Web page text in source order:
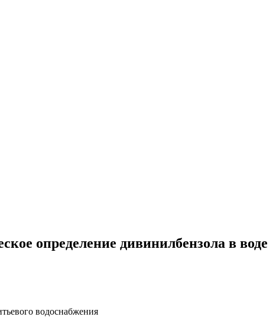
определение дивинилбензола в воде
водоснабжения